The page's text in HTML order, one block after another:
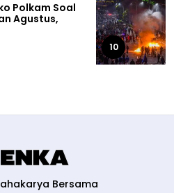
Polkam Soal
Agustus,
10
Bersama